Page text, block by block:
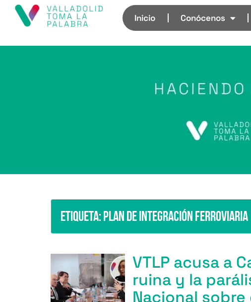
Inicio Conócenos
Etiqueta:Plan de Integración Ferroviaria
VTLP acusa a
ruina y la
Nacional